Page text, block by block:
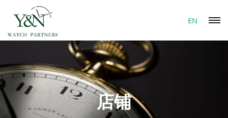
EN
店铺